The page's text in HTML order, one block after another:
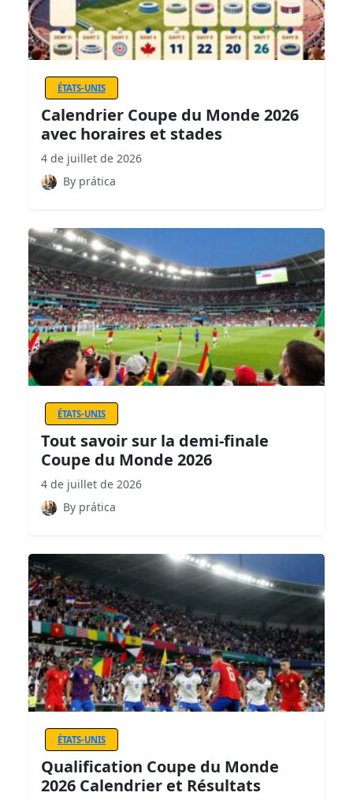
ÉTATS-UNIS
Calendrier Coupe du Monde 2026
avec horaires et stades
4 de juillet de 2026
By prática
ÉTATS-UNIS
Tout savoir sur la demi-finale
Coupe du Monde 2026
4 de juillet de 2026
By prática
ÉTATS-UNIS
Qualification Coupe du Monde
2026 Calendrier et Résultats